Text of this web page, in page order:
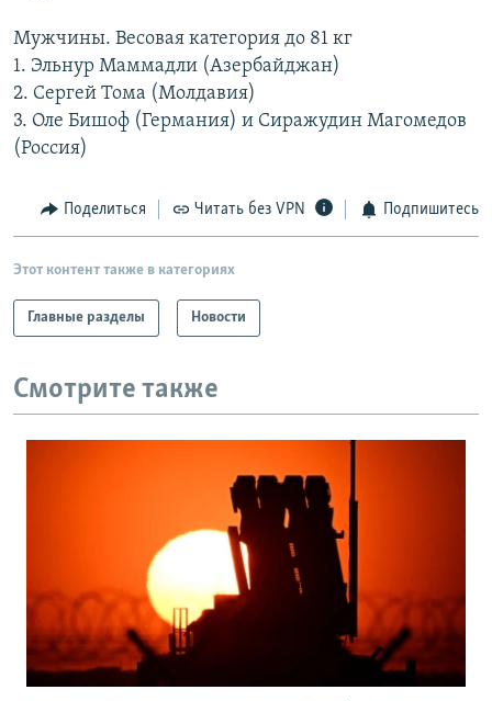
Мужчины. Весовая категория до 81 кг
1. Эльнур Маммадли (Азербайджан)
2. Сергей Тома (Молдавия)
3. Оле Бишоф (Германия) и Сиражудин Магомедов
(Россия)
Поделиться Читать без VPN Подпишитесь
Этот контент также в категориях
Главные разделы Новости
Смотрите также